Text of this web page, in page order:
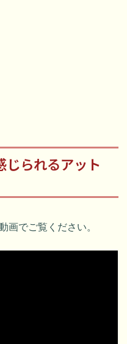
じられるアット
画でご覧ください。